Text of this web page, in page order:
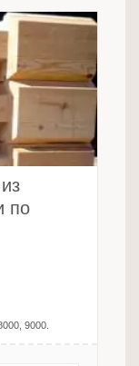
по
9000.